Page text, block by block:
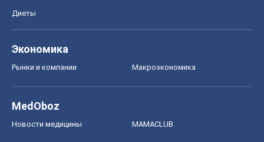
Диеты
Экономика
Рынки и компании Mакроэкономика
MedOboz
Новости медицины MAMACLUB